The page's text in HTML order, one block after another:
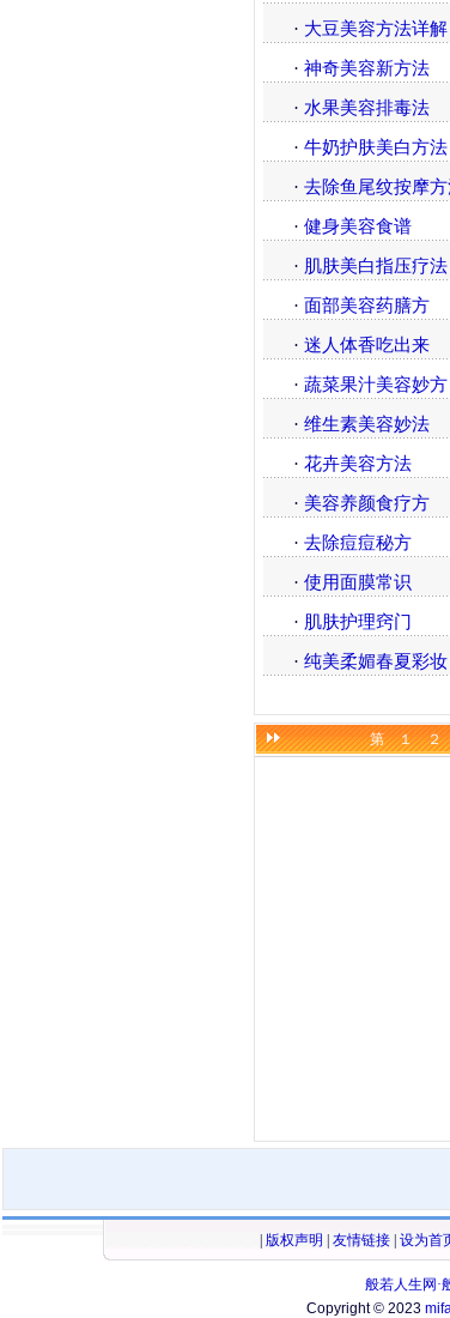
· 大豆美容方法详解
· 神奇美容新方法
· 水果美容排毒法
· 牛奶护肤美白方法
· 去除鱼尾纹按摩
· 健身美容食谱
· 肌肤美白指压疗法
· 面部美容药膳方
· 迷人体香吃出来
· 蔬菜果汁美容妙方
· 维生素美容妙法
· 花卉美容方法
· 美容养颜食疗方
· 去除痘痘秘方
· 使用面膜常识
· 肌肤护理窍门
· 纯美柔媚春夏彩妆
第１ ２
版权声明 友情链接 设为首
般若人生网·
Copyright © 2023